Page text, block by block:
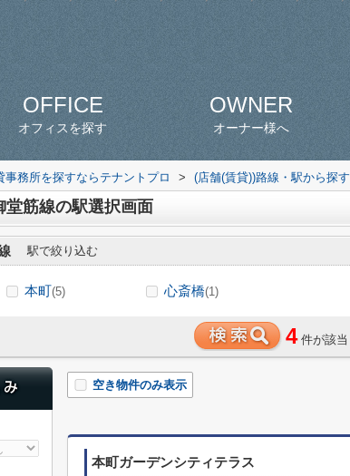
OFFICE
オフィスを探す
OWNER
オーナー様へ
事務所を探すならテナントプロ > (店舗(賃貸))路線・駅から探す
筋線の駅選択画面
駅で絞り込む
本町(5) 心斎橋(1)
4 件が該当
空き物件のみ表示
本町ガーデンシティテラス